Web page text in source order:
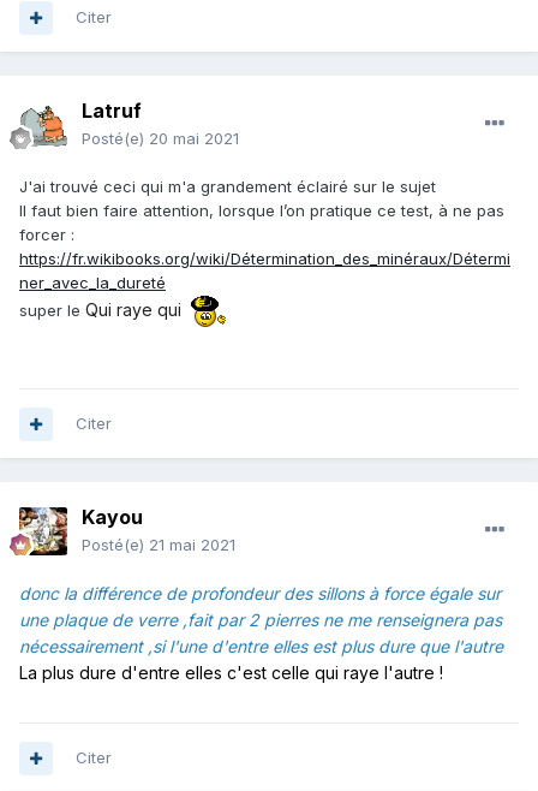
Citer
Latruf
Posté(e) 20 mai 2021
J'ai trouvé ceci qui m'a grandement éclairé sur le sujet
Il faut bien faire attention, lorsque l’on pratique ce test, à ne pas
forcer :
https://fr.wikibooks.org/wiki/Détermination_des_minéraux/Détermi
ner_avec_la_dureté
super le Qui raye qui
Citer
Kayou
Posté(e) 21 mai 2021
donc la différence de profondeur des sillons à force égale sur
une plaque de verre ,fait par 2 pierres ne me renseignera pas
nécessairement ,si l'une d'entre elles est plus dure que l'autre
La plus dure d'entre elles c'est celle qui raye l'autre !
Citer